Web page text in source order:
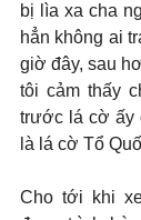
bị lìa xa cha
hẳn không ai
giờ đây, sau
tôi cảm thấy
trước lá cờ ấy
là lá cờ Tổ
Cho tới khi